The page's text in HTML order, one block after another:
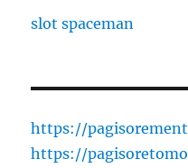
slot spaceman
https://
https://